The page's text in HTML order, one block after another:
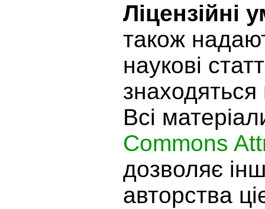
Ліцензійні
також
наукові
знаходяться
Всі
Commons
дозволяє
авторства